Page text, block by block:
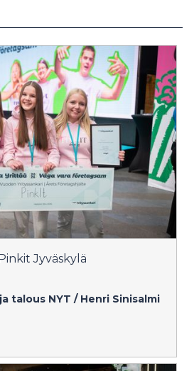
Jyväskylä
talous NYT / Henri Sinisalmi